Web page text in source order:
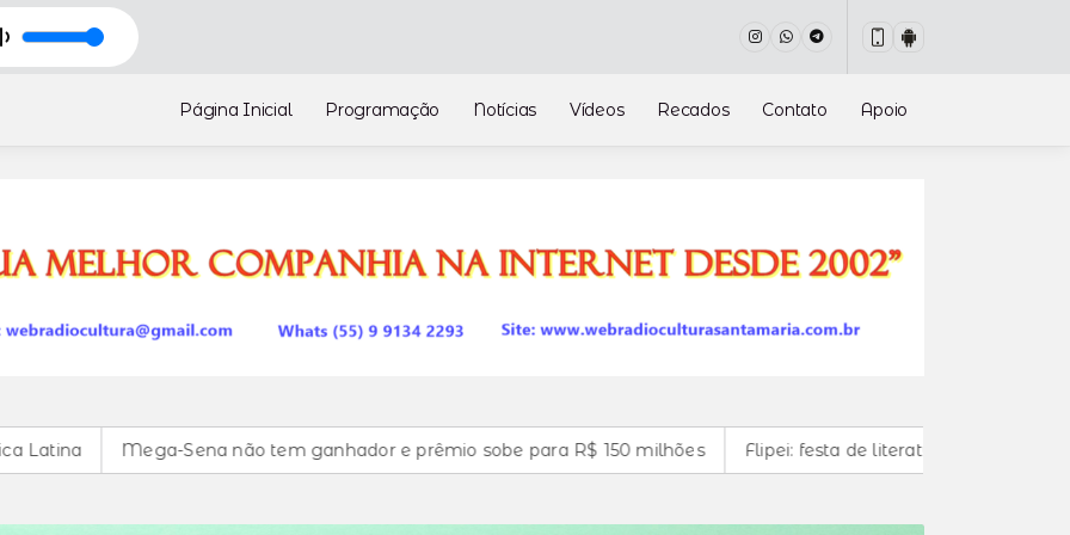
You (bs)
Página Inicial Programação Notícias Vídeos Recados Contato Apoio
Sena não tem ganhador e prêmio sobe para R$ 150 milhões Flipei: festa de literatura independente começa